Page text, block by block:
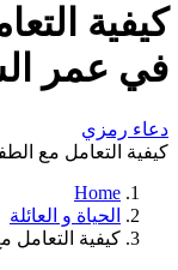
كيفية
في عمر
دعاء رمزي
كيفية التعامل مع
Home
الحياة و العائلة
كيفية التعامل